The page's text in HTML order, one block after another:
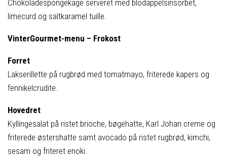
Chokoladespongekage serveret med blodappelsinsorbet,
limecurd og saltkaramel tuille.
VinterGourmet-menu – Frokost
Forret
Lakserillette på rugbrød med tomatmayo, friterede kapers og
fennikelcrudite.
Hovedret
Kyllingesalat på ristet brioche, bøgehatte, Karl Johan creme og
friterede østershatte samt avocado på ristet rugbrød, kimchi,
sesam og friteret enoki.